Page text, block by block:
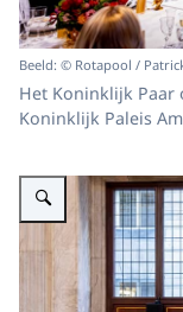
Beeld: © Rotapool /
Het Koninklijk
Koninklijk Paleis
Vergroot afbeelding